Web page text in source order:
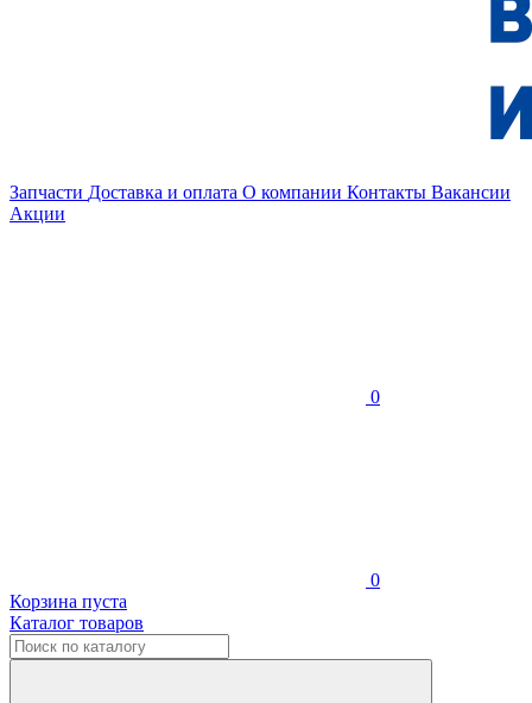
Запчасти Доставка и оплата О компании Контакты Вакансии
Акции
0
0
Корзина пуста
Каталог товаров